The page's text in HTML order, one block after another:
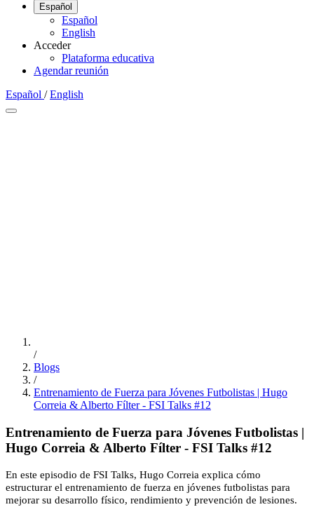
Español
Español
English
Acceder
Plataforma educativa
Agendar reunión
Español / English
/
Blogs
/
Entrenamiento de Fuerza para Jóvenes Futbolistas | Hugo
Correia & Alberto Fílter - FSI Talks #12
Entrenamiento de Fuerza para Jóvenes Futbolistas |
Hugo Correia & Alberto Fílter - FSI Talks #12
En este episodio de FSI Talks, Hugo Correia explica cómo
estructurar el entrenamiento de fuerza en jóvenes futbolistas para
mejorar su desarrollo físico, rendimiento y prevención de lesiones.